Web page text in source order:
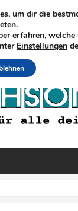
um dir die
erfahren,
Einstellungen